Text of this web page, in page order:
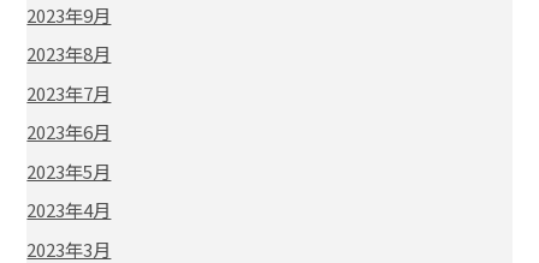
2023年9月
2023年8月
2023年7月
2023年6月
2023年5月
2023年4月
2023年3月